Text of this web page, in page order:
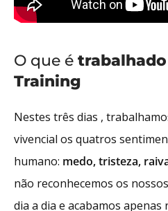
O que é
Training
Nestes três dias ,
vivencial os quatros
humano: medo, tristeza,
não reconhecemos os
dia a dia e acabamos